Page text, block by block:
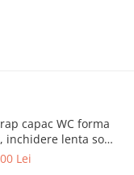
capac WC forma
inchidere lenta soft
balamale metalice,
Lei